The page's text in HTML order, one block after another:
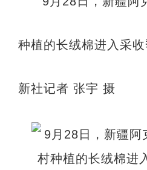
种植的长绒棉进入采
新社记者 张宇 摄